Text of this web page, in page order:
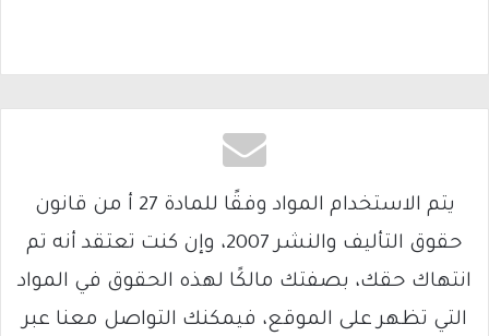
يتم الاستخدام المواد وفقًا للمادة 27 أ من قانون
حقوق التأليف والنشر 2007، وإن كنت تعتقد أنه تم
انتهاك حقك، بصفتك مالكًا لهذه الحقوق في المواد
التي تظهر على الموقع، فيمكنك التواصل معنا عبر